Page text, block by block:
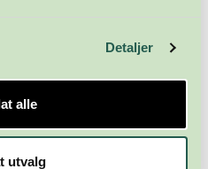
Detaljer
alle
utvalg
Abonner